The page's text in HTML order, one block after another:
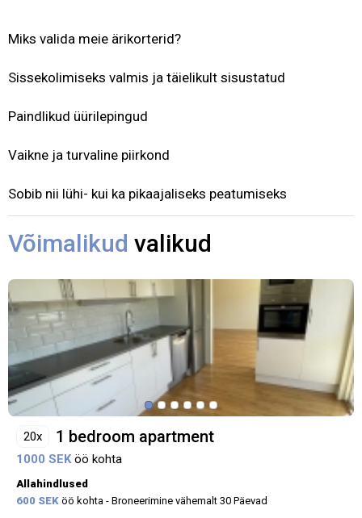
Miks valida meie ärikorterid?
Sissekolimiseks valmis ja täielikult sisustatud
Paindlikud üürilepingud
Vaikne ja turvaline piirkond
Sobib nii lühi- kui ka pikaajaliseks peatumiseks
Võimalikud valikud
20x 1 bedroom apartment
1000 SEKöö kohta
Allahindlused
600 SEK öö kohta - Broneerimine vähemalt 30 Päevad